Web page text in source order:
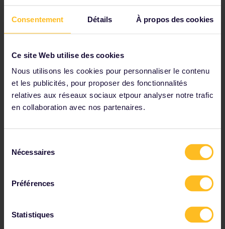
Consentement Détails À propos des cookies
Ce site Web utilise des cookies
Nous utilisons les cookies pour personnaliser le contenu
et les publicités, pour proposer des fonctionnalités
relatives aux réseaux sociaux etpour analyser notre trafic
en collaboration avec nos partenaires.
Nécessaires
Préférences
Statistiques
Vérifiez les détails du voyage dans nos horaires
Réservez votre auberge de jeunesse
Bénéficiez de réductions grâce à votre Pass